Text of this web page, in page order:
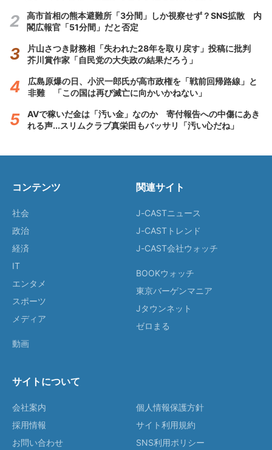
高市首相の熊本避難所「3分間」しか視察せず？SNS拡散 内
閣広報官「51分間」だと否定
片山さつき財務相「失われた28年を取り戻す」投稿に批判
芥川賞作家「自民党の大失政の結果だろう」
広島原爆の日、小沢一郎氏が高市政権を「戦前回帰路線」と
非難 「この国は再び滅亡に向かいかねない」
AVで稼いだ金は「汚い金」なのか 寄付報告への中傷にあき
れる声...スリムクラブ真栄田もバッサリ「汚い心だね」
コンテンツ
社会
政治
経済
IT
エンタメ
スポーツ
メディア
動画
関連サイト
J-CASTニュース
J-CASTトレンド
J-CAST会社ウォッチ
BOOKウォッチ
東京バーゲンマニア
Jタウンネット
ゼロまる
サイトについて
会社案内
採用情報
お問い合わせ
個人情報保護方針
サイト利用規約
SNS利用ポリシー